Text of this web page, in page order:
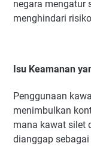
negara mengatur
menghindari
Isu Keamanan
Penggunaan
menimbulkan
mana kawat silet
dianggap